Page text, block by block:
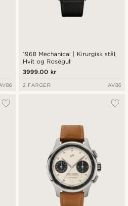
1968 Mechanical | Kirurgisk stål,
Hvit og Roségull
3999.00 kr
2 FARGER AV86